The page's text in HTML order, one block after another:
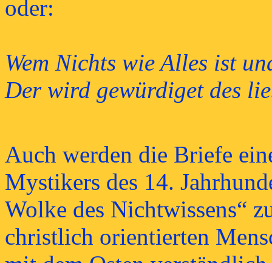
oder:
Wem Nichts wie Alles ist
Der wird gewürdiget des
Auch werden die Briefe
Mystikers des 14.
Wolke des Nichtwissens“
christlich orientierten